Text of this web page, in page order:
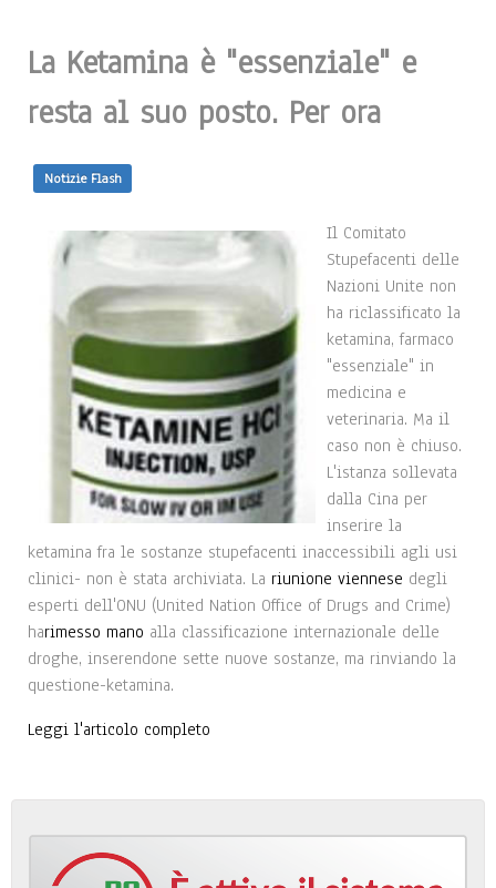
La Ketamina è "essenziale" e
resta al suo posto. Per ora
Notizie Flash
Il Comitato
Stupefacenti delle
Nazioni Unite non
ha riclassificato la
ketamina, farmaco
"essenziale" in
medicina e
veterinaria. Ma il
caso non è chiuso.
L'istanza sollevata
dalla Cina per
inserire la
ketamina fra le sostanze stupefacenti inaccessibili agli usi
clinici- non è stata archiviata. La riunione viennese degli
esperti dell'ONU (United Nation Office of Drugs and Crime)
harimesso mano alla classificazione internazionale delle
droghe, inserendone sette nuove sostanze, ma rinviando la
questione-ketamina.
Leggi l'articolo completo